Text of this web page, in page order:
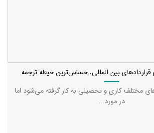
بین المللی، حسا‌س‌ترین حیطه ترجمه
مختلف کاری و تحصیلی به کار گرفته می‌شود اما
در مورد...